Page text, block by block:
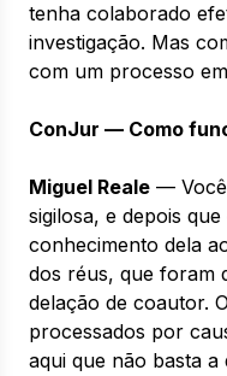
tenha colaborado
investigação. Mas
com um processo
ConJur — Como
Miguel Reale — Você
sigilosa, e depois
conhecimento dela
dos réus, que foram
delação de coautor.
processados por
aqui que não basta